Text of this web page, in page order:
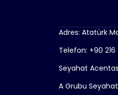
Adres: Atatürk
Telefon: +90
Seyahat
A Grubu